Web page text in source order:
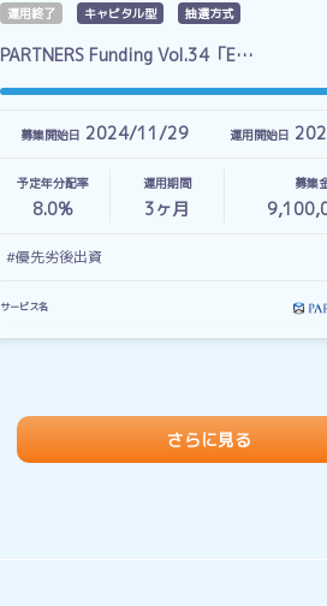
運用終了 キャピタル型 抽選方式
PARTNERS Funding Vol.34「E…
募集開始日 2024/11/29 運用開始日
予定年分配率
8.0%
運用期間
3ヶ月
募集
#優先劣後出資
サービス名
さらに見る